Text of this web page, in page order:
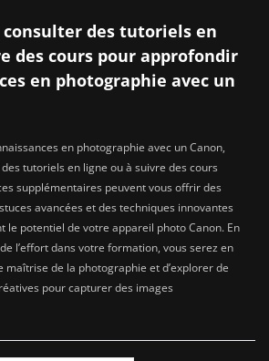
consulter des tutoriels en
des cours pour approfondir
en photographie avec un
en photographie avec un Canon,
tutoriels en ligne ou à suivre des cours
supplémentaires peuvent vous offrir des
avancées et des techniques innovantes
le potentiel de votre appareil photo Canon. En
l’effort dans votre formation, vous serez en
maîtrise de la photographie et d’explorer de
pour capturer des images